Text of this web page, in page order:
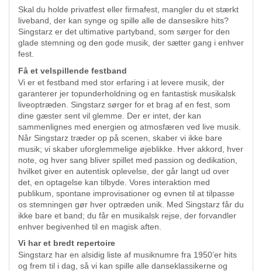
Skal du holde privatfest eller firmafest, mangler du et stærkt
liveband, der kan synge og spille alle de dansesikre hits?
Singstarz er det ultimative partyband, som sørger for den
glade stemning og den gode musik, der sætter gang i enhver
fest.
Få et velspillende festband
Vi er et festband med stor erfaring i at levere musik, der
garanterer jer topunderholdning og en fantastisk musikalsk
liveoptræden. Singstarz sørger for et brag af en fest, som
dine gæster sent vil glemme. Der er intet, der kan
sammenlignes med energien og atmosfæren ved live musik.
Når Singstarz træder op på scenen, skaber vi ikke bare
musik; vi skaber uforglemmelige øjeblikke. Hver akkord, hver
note, og hver sang bliver spillet med passion og dedikation,
hvilket giver en autentisk oplevelse, der går langt ud over
det, en optagelse kan tilbyde. Vores interaktion med
publikum, spontane improvisationer og evnen til at tilpasse
os stemningen gør hver optræden unik. Med Singstarz får du
ikke bare et band; du får en musikalsk rejse, der forvandler
enhver begivenhed til en magisk aften.
Vi har et bredt repertoire
Singstarz har en alsidig liste af musiknumre fra 1950’er hits
og frem til i dag, så vi kan spille alle danseklassikerne og